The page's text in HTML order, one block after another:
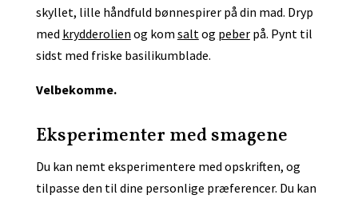
skyllet, lille håndfuld bønnespirer på din mad. Dryp
med krydderolien og kom saltog peber på. Pynt til
sidst med friske basilikumblade.
Velbekomme.
Eksperimenter med smagene
Du kan nemt eksperimentere med opskriften, og
tilpasse den til dine personlige præferencer. Du kan